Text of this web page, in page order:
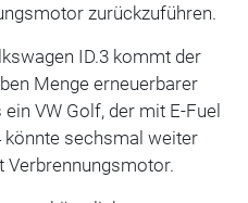
zurückzuführen.
ID.3 kommt der
Menge erneuerbarer
VW Golf, der mit E-Fuel
könnte sechsmal weiter
Verbrennungsmotor.